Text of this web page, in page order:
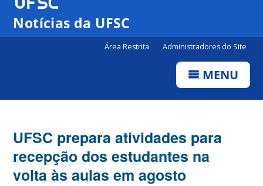
Notícias da UFSC
Área Restrita Administradores do Site
MENU
UFSC prepara atividades para
recepção dos estudantes na
volta às aulas em agosto